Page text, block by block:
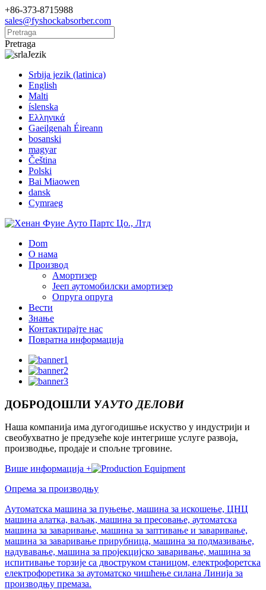
+86-373-8715988
sales@fyshockabsorber.com
Pretraga
Jezik
Srbija jezik (latinica)
English
Malti
íslenska
Ελληνικά
Gaeilgenah Éireann
bosanski
magyar
Čeština
Polski
Bai Miaowen
dansk
Cymraeg
Dom
О нама
Производ
Амортизер
Јееп аутомобилски амортизер
Опруга опруга
Вести
Знање
Контактирајте нас
Повратна информација
ДОБРОДОШЛИ УАУТО ДЕЛОВИ
Наша компанија има дугогодишње искуство у индустрији и
свеобухватно је предузеће које интегрише услуге развоја,
производње, продаје и спољне трговине.
Више информација +
Опрема за производњу
Аутоматска машина за пуњење, машина за искошење, ЦНЦ
машина алатка, ваљак, машина за пресовање, аутоматска
машина за заваривање, машина за заптивање и заваривање,
машина за заваривање прирубница, машина за подмазивање,
надувавање, машина за пројекцијско заваривање, машина за
испитивање торзије са двоструком станицом, електрофоретска
електрофоретика за аутоматско чишћење силана Линија за
производњу премаза.